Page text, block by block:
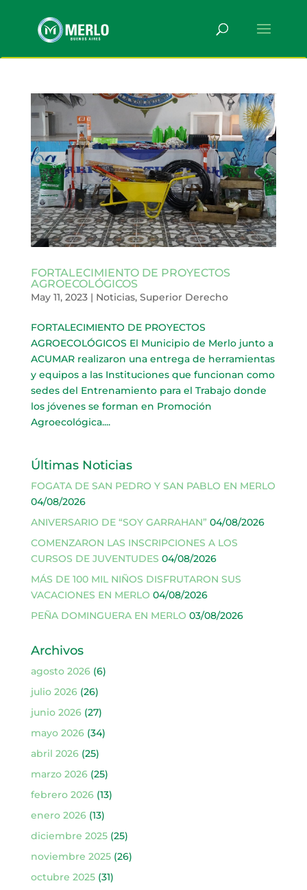
FORTALECIMIENTO DE PROYECTOS
AGROECOLÓGICOS
May 11, 2023| Noticias, Superior Derecho
FORTALECIMIENTO DE PROYECTOS
AGROECOLÓGICOS El Municipio de Merlo junto a
ACUMAR realizaron una entrega de herramientas
y equipos a las Instituciones que funcionan como
sedes del Entrenamiento para el Trabajo donde
los jóvenes se forman en Promoción
Agroecológica....
Últimas Noticias
FOGATA DE SAN PEDRO Y SAN PABLO EN MERLO
04/08/2026
ANIVERSARIO DE “SOY GARRAHAN” 04/08/2026
COMENZARON LAS INSCRIPCIONES A LOS
CURSOS DE JUVENTUDES 04/08/2026
MÁS DE 100 MIL NIÑOS DISFRUTARON SUS
VACACIONES EN MERLO 04/08/2026
PEÑA DOMINGUERA EN MERLO 03/08/2026
Archivos
agosto 2026(6)
julio 2026(26)
junio 2026(27)
mayo 2026(34)
abril 2026(25)
marzo 2026(25)
febrero 2026(13)
enero 2026(13)
diciembre 2025(25)
noviembre 2025(26)
octubre 2025(31)